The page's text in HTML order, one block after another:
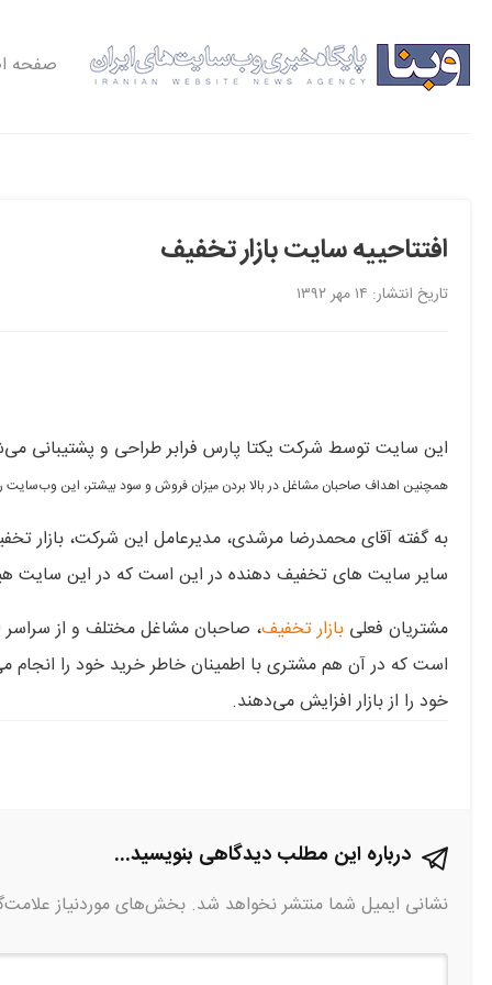
صفحه
افتتاحییه سایت بازار تخفیف
تاریخ انتشار: ۱۴ مهر ۱۳۹۲
این سایت توسط شرکت یکتا پارس فرابر طراحی و پشتیبانی
همچنین اهداف صاحبان مشاغل در بالا بردن میزان فروش و سود بیشتر، این وب‌سایت را
به گفته آقای محمدرضا مرشدی، مدیرعامل این شرکت، بازار
سایر سایت های تخفیف دهنده در این است که در این سایت
مشتریان فعلی بازار‌ تخفیف، صاحبان مشاغل مختلف و از
است که در آن هم مشتری با اطمینان خاطر خرید خود را
خود را از بازار افزایش می‌دهند.
درباره این مطلب دیدگاهی بنویسید...
نشانی ایمیل شما منتشر نخواهد شد. بخش‌های موردنیاز